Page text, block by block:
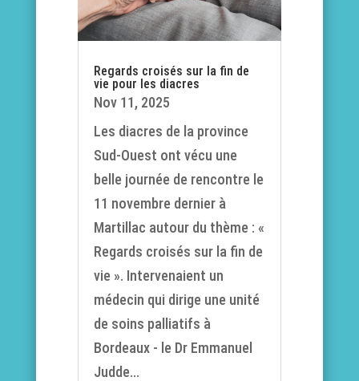
Regards croisés sur la fin de
vie pour les diacres
Nov 11, 2025
Les diacres de la province
Sud-Ouest ont vécu une
belle journée de rencontre le
11 novembre dernier à
Martillac autour du thème : «
Regards croisés sur la fin de
vie ». Intervenaient un
médecin qui dirige une unité
de soins palliatifs à
Bordeaux - le Dr Emmanuel
Judde...